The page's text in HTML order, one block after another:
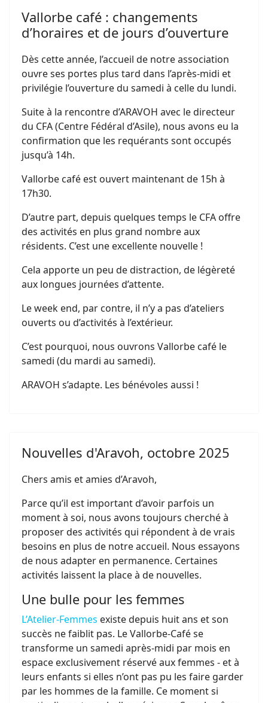
Vallorbe café : changements
d’horaires et de jours d’ouverture
Dès cette année, l’accueil de notre association
ouvre ses portes plus tard dans l’après-midi et
privilégie l’ouverture du samedi à celle du lundi.
Suite à la rencontre d’ARAVOH avec le directeur
du CFA (Centre Fédéral d’Asile), nous avons eu la
confirmation que les requérants sont occupés
jusqu’à 14h.
Vallorbe café est ouvert maintenant de 15h à
17h30.
D’autre part, depuis quelques temps le CFA offre
des activités en plus grand nombre aux
résidents. C’est une excellente nouvelle !
Cela apporte un peu de distraction, de légèreté
aux longues journées d’attente.
Le week end, par contre, il n’y a pas d’ateliers
ouverts ou d’activités à l’extérieur.
C’est pourquoi, nous ouvrons Vallorbe café le
samedi (du mardi au samedi).
ARAVOH s’adapte. Les bénévoles aussi !
Nouvelles d'Aravoh, octobre 2025
Chers amis et amies d’Aravoh,
Parce qu’il est important d’avoir parfois un
moment à soi, nous avons toujours cherché à
proposer des activités qui répondent à de vrais
besoins en plus de notre accueil. Nous essayons
de nous adapter en permanence. Certaines
activités laissent la place à de nouvelles.
Une bulle pour les femmes
L’Atelier-Femmes existe depuis huit ans et son
succès ne faiblit pas. Le Vallorbe-Café se
transforme un samedi après-midi par mois en
espace exclusivement réservé aux femmes - et à
leurs enfants si elles n’ont pas pu les faire garder
par les hommes de la famille. Ce moment si